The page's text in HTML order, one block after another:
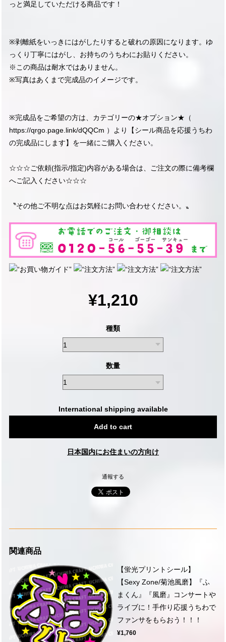
っと満足していただける商品です！
※剥離紙をいっきにはがしたりすると破れの原因になります。ゆ
っくり丁寧にはがし、お持ちのうちわにお貼りください。
※この商品は耐水ではありません。
※写真はあくまで完成品のイメージです。
※完成品をご希望の方は、カテゴリーの★オプション★（
https://qrgo.page.link/dQQCm ）より【シール商品を応援うちわ
の完成品にします】を一緒にご購入ください。
☆☆☆ご依頼(指示/指定)内容がある場合は、ご注文の際に備考欄
へご記入ください☆☆☆
〝その他ご不明な点はお気軽にお問い合わせください。〟
¥1,210
種類
数量
International shipping available
Add to cart
日本国内にお住まいの方向け
通報する
関連商品
【蛍光プリントシール】
【Sexy Zone/菊池風磨】『ふ
まくん』『風磨』コンサートや
ライブに！手作り応援うちわで
ファンサをもらおう！！！
¥1,760